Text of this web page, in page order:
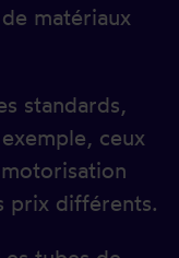
matériaux
standards,
ceux
prix différents.